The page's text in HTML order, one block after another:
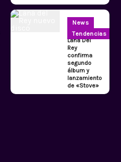
News
Tendencias
Lana Del
Rey
confirma
segundo
álbum y
lanzamiento
de «Stove»